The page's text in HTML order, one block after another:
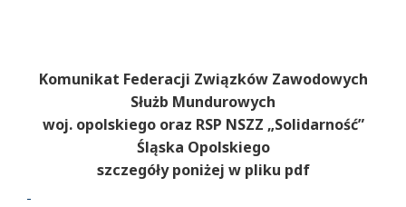
Komunikat Federacji Związków Zawodowych
Służb Mundurowych
woj. opolskiego oraz RSP NSZZ „Solidarność”
Śląska Opolskiego
szczegóły poniżej w pliku pdf